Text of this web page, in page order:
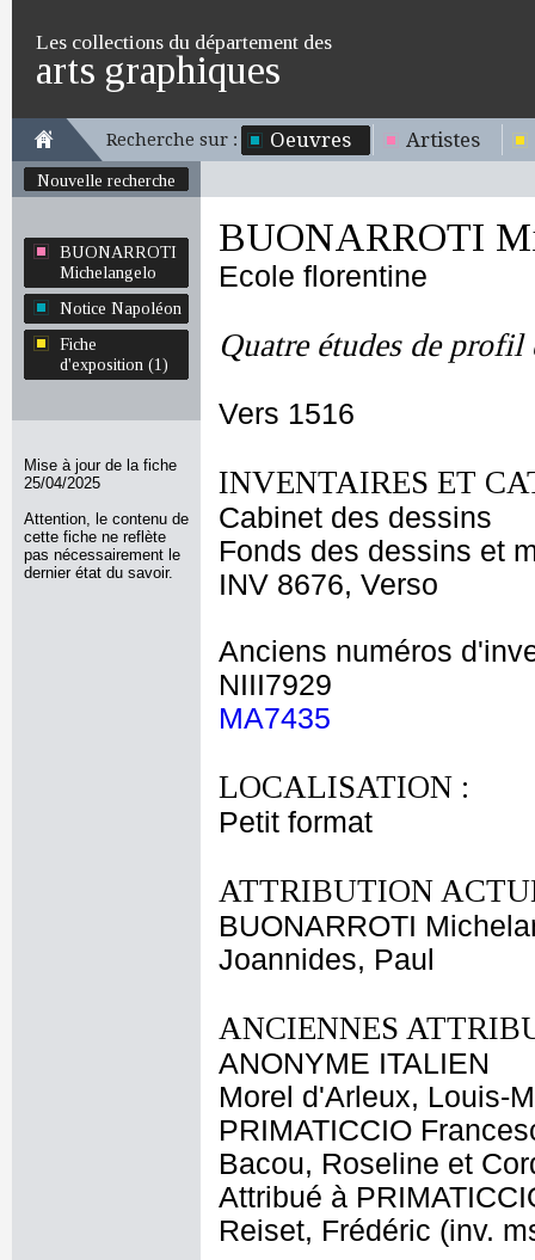
Les collections du département des
arts graphiques
Recherche sur : Oeuvres Artistes
Nouvelle recherche
BUONARROTI
Michelangelo
Notice Napoléon
Fiche
d'exposition (1)
Mise à jour de la fiche
25/04/2025
Attention, le contenu de
cette fiche ne reflète
pas nécessairement le
dernier état du savoir.
BUONARROTI
Ecole florentine
Quatre études de profil
Vers 1516
INVENTAIRES ET
Cabinet des dessins
Fonds des dessins et
INV 8676, Verso
Anciens numéros
NIII7929
MA7435
LOCALISATION :
Petit format
ATTRIBUTION
BUONARROTI
Joannides, Paul
ANCIENNES
ANONYME ITALIEN
Morel d'Arleux, Louis-
PRIMATICCIO
Bacou, Roseline et
Attribué à
Reiset, Frédéric (inv.